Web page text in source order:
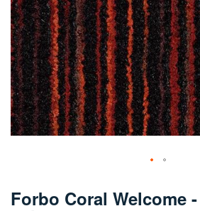
naar
het
Forbo Coral Welcome -